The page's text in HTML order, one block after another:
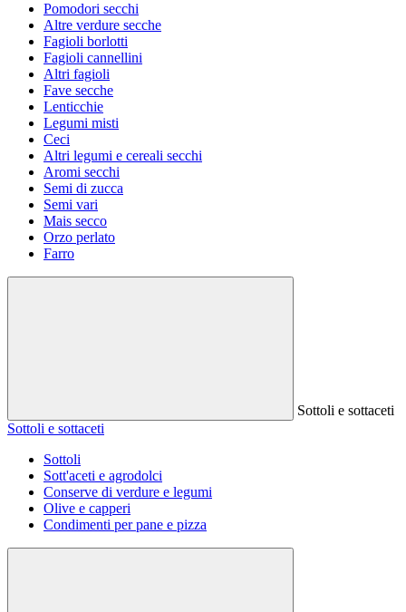
Pomodori secchi
Altre verdure secche
Fagioli borlotti
Fagioli cannellini
Altri fagioli
Fave secche
Lenticchie
Legumi misti
Ceci
Altri legumi e cereali secchi
Aromi secchi
Semi di zucca
Semi vari
Mais secco
Orzo perlato
Farro
Sottoli e sottaceti
Sottoli e sottaceti
Sottoli
Sott'aceti e agrodolci
Conserve di verdure e legumi
Olive e capperi
Condimenti per pane e pizza